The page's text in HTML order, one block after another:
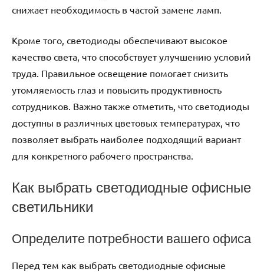
снижает необходимость в частой замене ламп.
Кроме того, светодиоды обеспечивают высокое
качество света, что способствует улучшению условий
труда. Правильное освещение помогает снизить
утомляемость глаз и повысить продуктивность
сотрудников. Важно также отметить, что светодиоды
доступны в различных цветовых температурах, что
позволяет выбрать наиболее подходящий вариант
для конкретного рабочего пространства.
Как выбрать светодиодные офисные
светильники
Определите потребности вашего офиса
Перед тем как выбрать светодиодные офисные